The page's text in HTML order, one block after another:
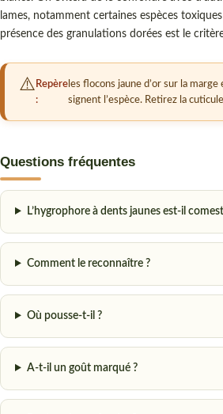
lames, notamment certaines espèces
présence des granulations dorées est le
Repère
:
les flocons jaune d’or sur la
signent l’espèce. Retirez la
Questions fréquentes
L’hygrophore à dents jaunes est-il
Comment le reconnaître ?
Où pousse-t-il ?
A-t-il un goût marqué ?